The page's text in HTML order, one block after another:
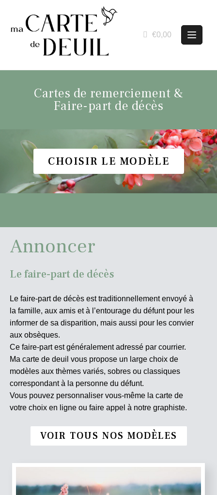
€0,00
Cartes de remerciement &
Faire-part de décès
CHOISIR LE MODÈLE
Annoncer
Le faire-part de décès
Le faire-part de décès est traditionnellement envoyé à
la famille, aux amis et à l’entourage du défunt pour les
informer de sa disparition, mais aussi pour les convier
aux obsèques.
Ce faire-part est généralement adressé par courrier.
Ma carte de deuil vous propose un large choix de
modèles aux thèmes variés, sobres ou classiques
correspondant à la personne du défunt.
Vous pouvez personnaliser vous-même la carte de
votre choix en ligne ou faire appel à notre graphiste.
VOIR TOUS NOS MODÈLES